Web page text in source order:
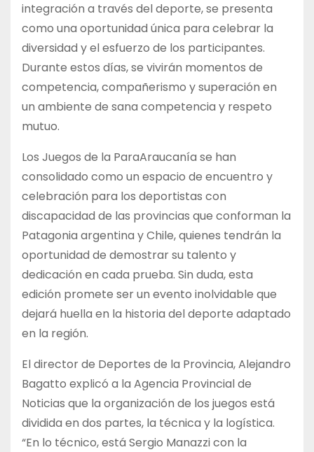
integración a través del deporte, se presenta
como una oportunidad única para celebrar la
diversidad y el esfuerzo de los participantes.
Durante estos días, se vivirán momentos de
competencia, compañerismo y superación en
un ambiente de sana competencia y respeto
mutuo.
Los Juegos de la ParaAraucanía se han
consolidado como un espacio de encuentro y
celebración para los deportistas con
discapacidad de las provincias que conforman la
Patagonia argentina y Chile, quienes tendrán la
oportunidad de demostrar su talento y
dedicación en cada prueba. Sin duda, esta
edición promete ser un evento inolvidable que
dejará huella en la historia del deporte adaptado
en la región.
El director de Deportes de la Provincia, Alejandro
Bagatto explicó a la Agencia Provincial de
Noticias que la organización de los juegos está
dividida en dos partes, la técnica y la logística.
“En lo técnico, está Sergio Manazzi con la